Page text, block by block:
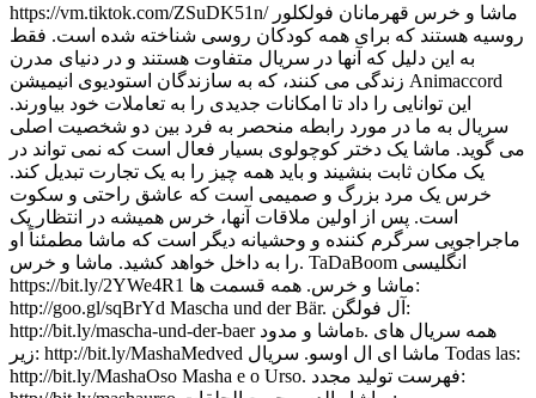
https://vm.tiktok.com/ZSuDK51n/ ماشا و خرس قهرمانان فولکلور
روسیه هستند که برای همه کودکان روسی شناخته شده است. فقط
به این دلیل که آنها در سریال متفاوت هستند و در دنیای مدرن
زندگی می کنند، که به سازندگان استودیوی انیمیشن Animaccord
این توانایی را داد تا امکانات جدیدی را به تعاملات خود بیاورند.
سریال به ما در مورد رابطه منحصر به فرد بین دو شخصیت اصلی
می گوید. ماشا یک دختر کوچولوی بسیار فعال است که نمی تواند در
یک مکان ثابت بنشیند و باید همه چیز را به یک تجارت تبدیل کند.
خرس یک مرد بزرگ و صمیمی است که عاشق راحتی و سکوت
است. پس از اولین ملاقات آنها، خرس همیشه در انتظار یک
ماجراجویی سرگرم کننده و وحشیانه دیگر است که ماشا مطمئناً او
را به داخل خواهد کشید. ماشا و خرس. TaDaBoom انگلیسی
https://bit.ly/2YWe4R1 ماشا و خرس. همه قسمت ها:
http://goo.gl/sqBrYd Mascha und der Bär. آل فولگن:
http://bit.ly/mascha-und-der-baer ماشا و مدودь. همه سریال های
زیر: http://bit.ly/MashaMedved ماشا ای ال اوسو. سریال Todas las:
http://bit.ly/MashaOso Masha e o Urso. فهرست تولید مجدد: